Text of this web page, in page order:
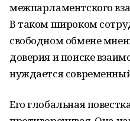
межпарламентского
В таком широком
свободном обмене
доверия и поиске
нуждается
Его глобальная